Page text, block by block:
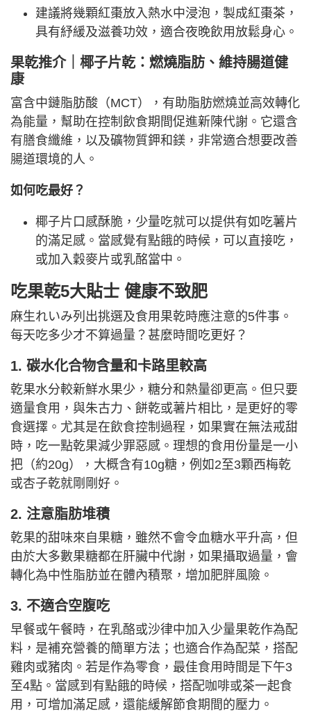
建議將幾顆紅棗放入熱水中浸泡，製成紅棗茶，
具有紓緩及滋養功效，適合夜晚飲用放鬆身心。
果乾推介｜椰子片乾：燃燒脂肪、維持腸道健
康
富含中鏈脂肪酸（MCT），有助脂肪燃燒並高效轉化
為能量，幫助在控制飲食期間促進新陳代謝。它還含
有膳食纖維，以及礦物質鉀和鎂，非常適合想要改善
腸道環境的人。
如何吃最好？
椰子片口感酥脆，少量吃就可以提供有如吃薯片
的滿足感。當感覺有點餓的時候，可以直接吃，
或加入穀麥片或乳酩當中。
吃果乾5大貼士 健康不致肥
麻生れいみ列出挑選及食用果乾時應注意的5件事。
每天吃多少才不算過量？甚麼時間吃更好？
1. 碳水化合物含量和卡路里較高
乾果水分較新鮮水果少，糖分和熱量卻更高。但只要
適量食用，與朱古力、餅乾或薯片相比，是更好的零
食選擇。尤其是在飲食控制過程，如果實在無法戒甜
時，吃一點乾果減少罪惡感。理想的食用份量是一小
把（約20g），大概含有10g糖，例如2至3顆西梅乾
或杏子乾就剛剛好。
2. 注意脂肪堆積
乾果的甜味來自果糖，雖然不會令血糖水平升高，但
由於大多數果糖都在肝臟中代謝，如果攝取過量，會
轉化為中性脂肪並在體內積聚，增加肥胖風險。
3. 不適合空腹吃
早餐或午餐時，在乳酪或沙律中加入少量果乾作為配
料，是補充營養的簡單方法；也適合作為配菜，搭配
雞肉或豬肉。若是作為零食，最佳食用時間是下午3
至4點。當感到有點餓的時候，搭配咖啡或茶一起食
用，可增加滿足感，還能緩解節食期間的壓力。